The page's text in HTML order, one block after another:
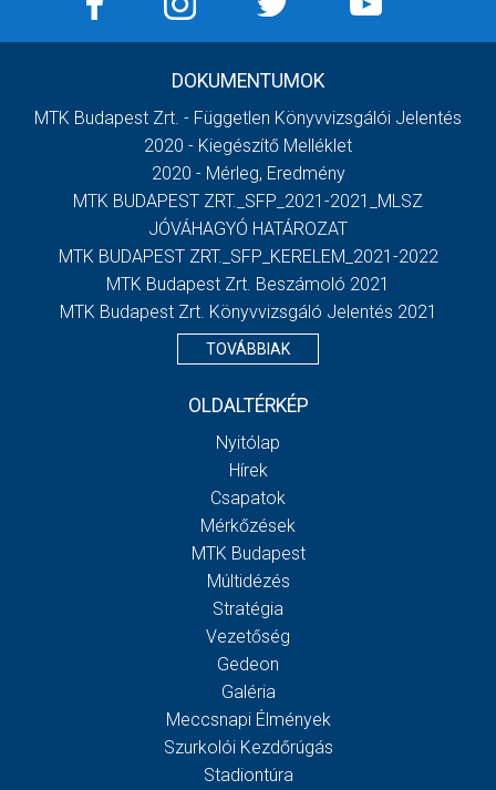
DOKUMENTUMOK
MTK Budapest Zrt. - Független Könyvvizsgálói Jelentés
2020 - Kiegészítő Melléklet
2020 - Mérleg, Eredmény
MTK BUDAPEST ZRT._SFP_2021-2021_MLSZ
JÓVÁHAGYÓ HATÁROZAT
MTK BUDAPEST ZRT._SFP_KERELEM_2021-2022
MTK Budapest Zrt. Beszámoló 2021
MTK Budapest Zrt. Könyvvizsgáló Jelentés 2021
TOVÁBBIAK
OLDALTÉRKÉP
Nyitólap
Hírek
Csapatok
Mérkőzések
MTK Budapest
Múltidézés
Stratégia
Vezetőség
Gedeon
Galéria
Meccsnapi Élmények
Szurkolói Kezdőrúgás
Stadiontúra